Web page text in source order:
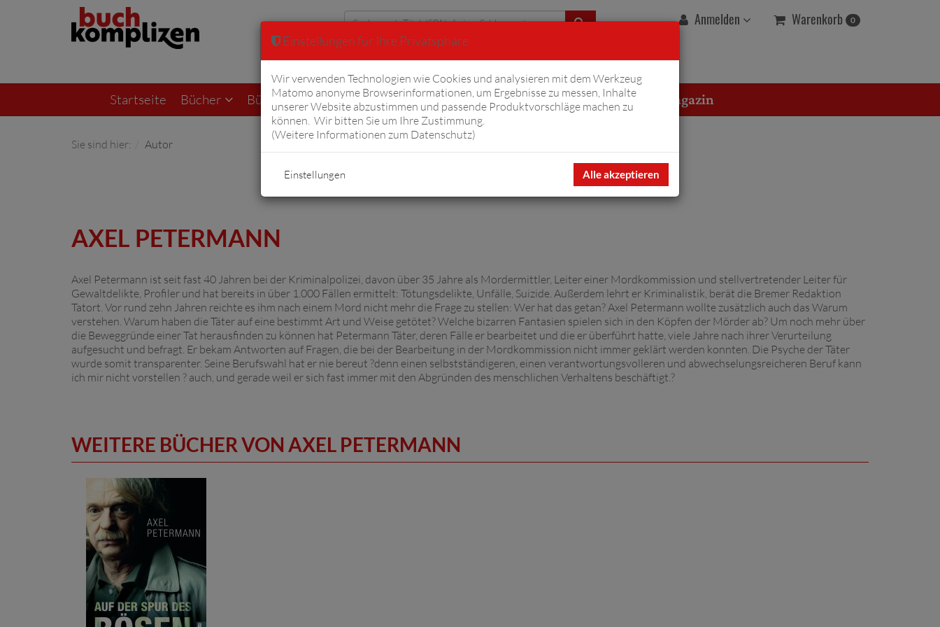
Anmelden Warenkorb 0
Erweiterte Suche
Startseite Bücher Bücher von Fiftyfifty Hörbücher Komplizen Overton Magazin
Sie sind hier: Autor
AXEL PETERMANN
Axel Petermann ist seit fast 40 Jahren bei der Kriminalpolizei, davon über 35 Jahre als Mordermittler, Leiter einer Mordkommission und stellvertretender Leiter für
Gewaltdelikte, Profiler und hat bereits in über 1.000 Fällen ermittelt: Tötungsdelikte, Unfälle, Suizide. Außerdem lehrt er Kriminalistik, berät die Bremer Redaktion
Tatort. Vor rund zehn Jahren reichte es ihm nach einem Mord nicht mehr die Frage zu stellen: Wer hat das getan? Axel Petermann wollte zusätzlich auch das Warum
verstehen. Warum haben die Täter auf eine bestimmt Art und Weise getötet? Welche bizarren Fantasien spielen sich in den Köpfen der Mörder ab? Um noch mehr über
die Beweggründe einer Tat herausfinden zu können hat Petermann Täter, deren Fälle er bearbeitet und die er überführt hatte, viele Jahre nach ihrer Verurteilung
aufgesucht und befragt. Er bekam Antworten auf Fragen, die bei der Bearbeitung in der Mordkommission nicht immer geklärt werden konnten. Die Psyche der Täter
wurde somit transparenter. Seine Berufswahl hat er nie bereut ?denn einen selbstständigeren, einen verantwortungsvolleren und abwechselungsreicheren Beruf kann
ich mir nicht vorstellen ? auch, und gerade weil er sich fast immer mit den Abgründen des menschlichen Verhaltens beschäftigt.?
WEITERE BÜCHER VON AXEL PETERMANN
Einstellungen für Ihre Privatsphäre
Wir verwenden Technologien wie Cookies und analysieren mit dem Werkzeug
Matomo anonyme Browserinformationen, um Ergebnisse zu messen, Inhalte
unserer Website abzustimmen und passende Produktvorschläge machen zu
können. Wir bitten Sie um Ihre Zustimmung.
(Weitere Informationen zum Datenschutz)
Alle akzeptieren
Einstellungen